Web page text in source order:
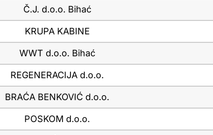
Č.J. d.o.o. Bihać
KRUPA KABINE
WWT d.o.o. Bihać
REGENERACIJA d.o.o.
BRAĆA BENKOVIĆ d.o.o.
POSKOM d.o.o.